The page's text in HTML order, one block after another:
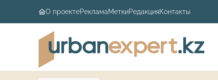
О проектеРекламаМеткиРедакцияКонтакты